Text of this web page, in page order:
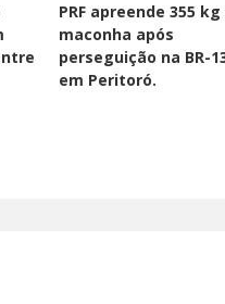
PRF apreende 355 kg
maconha após
perseguição na BR-
em Peritoró.